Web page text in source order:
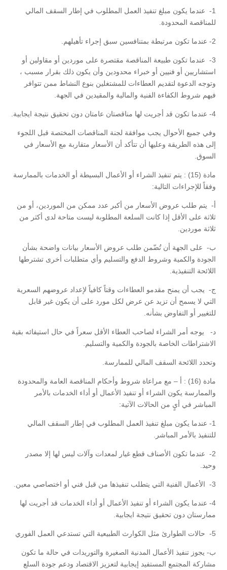
1- عندما يكون مبلغ تنفيذ العمل المطلوب في إطار السقف المالي
للمناقصة المحدودة.
2- عندما تكون مرتبطة بمتنافسين سبق إجراء تأهيلهم.
3- عندما تكون طبيعة المناقصة مقتصرة على موردين أو مقاولين أو
استشاريين أو فنيين أو خبراء محدودين وأن يكون ذلك بقرار مسبب ،
وتوجه الدعوة لتقديم العطاءات للمشتغلين بنوع النشاط ممن تتوافر
فيهم شروط الكفاءة الفنية والمالية والمقيدين في الجهة.
4- عندما تكون قد أجريت لها مناقصتان عامتان دون تحقيق نتيجة ايجابية.
وفي جميع الأحوال يجب موافقة لجنة المناقصات المختصة قبل اللجوء
إلى هذه الطريقة وعليها أن تتأكد أن الأسعار متقاربة مع الأسعار في
السوق.
مادة (15) : يتم تنفيذ الشراء أو الأعمال البسيطة أو الخدمات بالممارسة
وفقاً للإجراءات التالية:
‌أ- يتم طلب عروض الأسعار من أكبر عدد ممكن من الموردين، أو من
ثلاثة على الأقل إذا كانت السلعة المطلوبة ليست متاحة لدى أكثر من
ثلاثة موردين.
‌ب- على الجهة أن تُضّمن طلب عروض الأسعار بيانات واضحة بشأن
الجودة والكمية وشروط الدفع والتسليم وأي متطلبات أخرى تشترطها
اللائحة التنفيذية.
‌ج- يجب أن يمنح مقدمو العطاءات وقتاً كافياً لإعداد عروضهم السعرية
التي لا يسمح أن تزيد عن عرض لكل مورد على أن يكون غير قابل
للتغيير أو التفاوض بشأنه.
‌د- يوجه أمر الشراء لصاحب العطاء الأقل سعراً في حال استيفائه بقية
الاشتراطات الخاصة بالجودة والكمية والتسليم.
وتحدد اللائحة السقف المالي للممارسة.
مادة (16) : أ – مع مراعاة شروط وأحكام المناقصة العامة والمحدودة
والممارسة يكون الشراء أو تنفيذ الأعمال أو أداء الخدمات بالأمر
المباشر في أيٍ من الحالات الآتية:
1- عندما يكون مبلغ تنفيذ العمل المطلوب في إطار السقف المالي
للتنفيذ بالأمر المباشر.
2- عندما تكون الأصناف قطع غيار لمعدات وآلات ليس لها إلا مصدر
وحيد.
3- الأعمال الفنية التي يتطلب تنفيذها من قبل فني أو اختصاصي معين.
4- عندما يكون الشراء أو تنفيذ الأعمال أو أداء الخدمات قد أجريت لها
ممارستان دون تحقيق نتيجة ايجابية.
5- حالات الطوارئ مثل الكوارث الطبيعية التي تستدعي العمل الفوري
ب- يجوز تنفيذ الأعمال المدنية الصغيرة والتوريدات في حالة ما تكون
مشاركة المجتمع المستفيد إيجابية لتعزيز الاقتصاد ودعم جودة السلع